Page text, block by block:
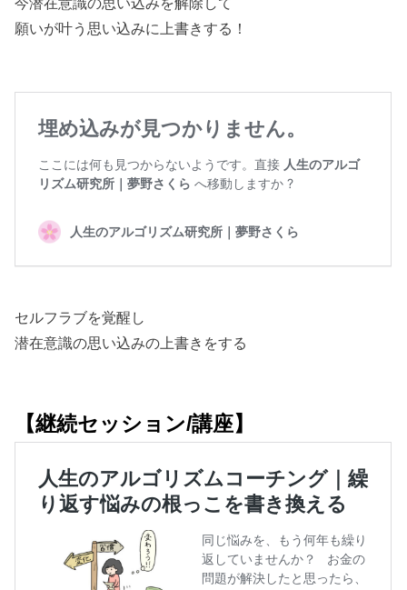
願いが叶う思い込みに上書きする！
セルフラブを覚醒し
潜在意識の思い込みの上書きをする
【継続セッション/講座】